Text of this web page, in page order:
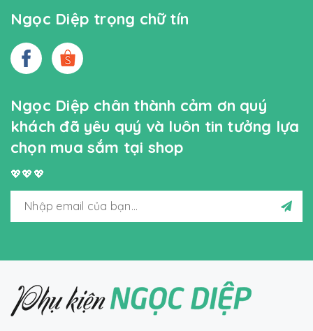
Ngọc Diệp trọng chữ tín
Ngọc Diệp chân thành cảm ơn quý
khách đã yêu quý và luôn tin tưởng lựa
chọn mua sắm tại shop
💖💖💖